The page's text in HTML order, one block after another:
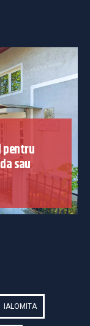
pentru
sau
IALOMITA